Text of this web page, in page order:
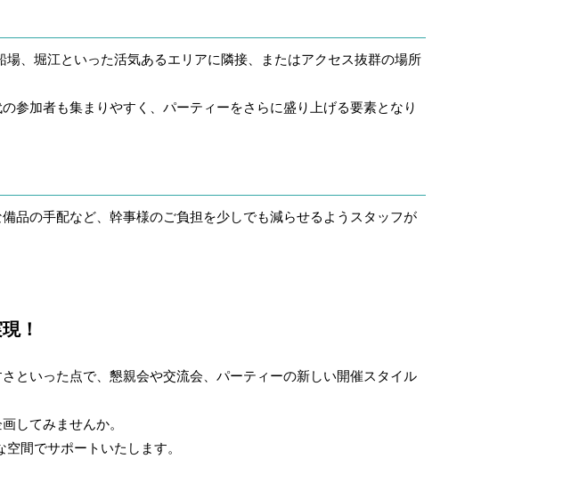
、堀江といった活気あるエリアに隣接、またはアクセス抜群の場所
参加者も集まりやすく、パーティーをさらに盛り上げる要素となり
品の手配など、幹事様のご負担を少しでも減らせるようスタッフが
！
といった点で、懇親会や交流会、パーティーの新しい開催スタイル
してみませんか。
間でサポートいたします。